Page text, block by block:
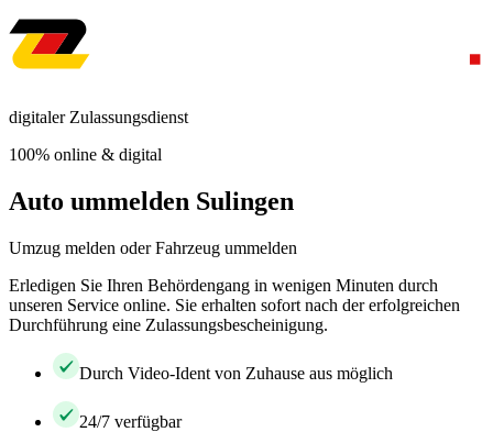
digitaler Zulassungsdienst
100% online & digital
Auto ummelden Sulingen
Umzug melden oder Fahrzeug ummelden
Erledigen Sie Ihren Behördengang in wenigen Minuten durch
unseren Service online. Sie erhalten sofort nach der erfolgreichen
Durchführung eine Zulassungsbescheinigung.
Durch Video-Ident von Zuhause aus möglich
24/7 verfügbar